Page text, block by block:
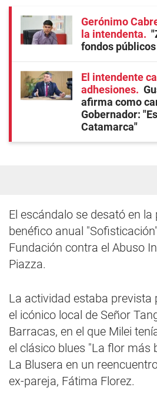
Gerónimo
la intendenta
fondos
El intendente
adhesiones
afirma como
Gobernador:
Catamarca"
El escándalo se desató en
benéfico anual
Fundación contra el Abuso
Piazza.
La actividad estaba prevista
el icónico local de Señor
Barracas, en el que Milei
el clásico blues "La flor más
La Blusera en un
ex-pareja, Fátima Florez.